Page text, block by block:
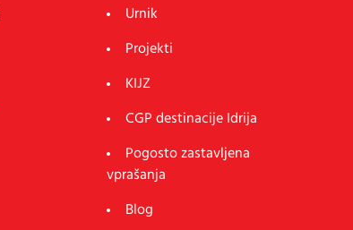
Urnik
Projekti
KIJZ
CGP destinacije Idrija
Pogosto zastavljena
vprašanja
Blog